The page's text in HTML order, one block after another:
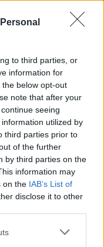
to third parties, or
information for
below opt-out
note that after your
seeing
utilized by
third parties prior to
of the further
by third parties on the
information may
on the IAB’s List of
disclose it to other
or more Google